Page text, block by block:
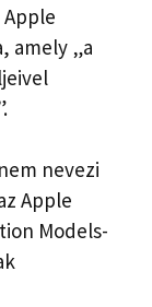
amely „a
nevezi
Apple
Models-